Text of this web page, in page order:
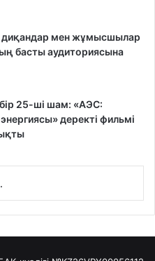
диқандар мен жұмысшылар
басты аудиториясына
25-ші шам: «АЭС:
деректі фильмі